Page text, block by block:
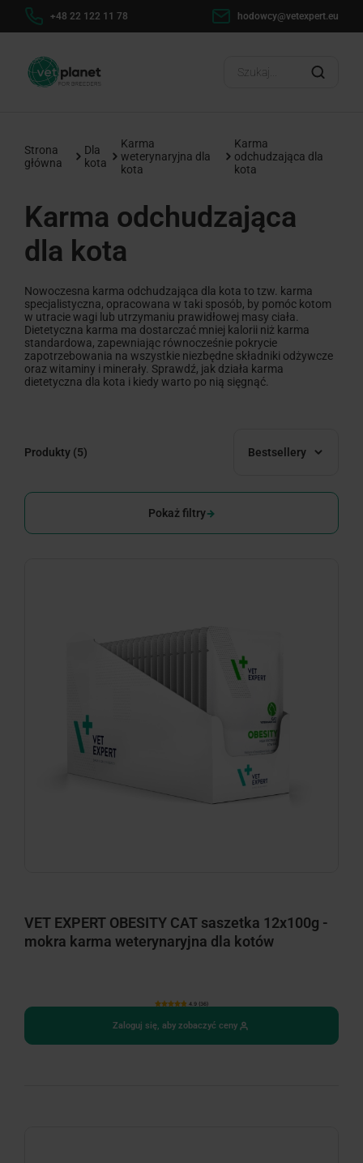
+48 22 122 11 78 hodowcy@vetexpert.eu
Strona
główna
Dla
kota
Karma
weterynaryjna dla
kota
Karma
odchudzająca dla
kota
Karma odchudzająca
dla kota
Nowoczesna karma odchudzająca dla kota to tzw. karma
specjalistyczna, opracowana w taki sposób, by pomóc kotom
w utracie wagi lub utrzymaniu prawidłowej masy ciała.
Dietetyczna karma ma dostarczać mniej kalorii niż karma
standardowa, zapewniając równocześnie pokrycie
zapotrzebowania na wszystkie niezbędne składniki odżywcze
oraz witaminy i minerały. Sprawdź, jak działa karma
dietetyczna dla kota i kiedy warto po nią sięgnąć.
Produkty (5) Bestsellery
Pokaż filtry
VET EXPERT OBESITY CAT saszetka 12x100g -
mokra karma weterynaryjna dla kotów
4.9 (36)
Zaloguj się, aby zobaczyć ceny